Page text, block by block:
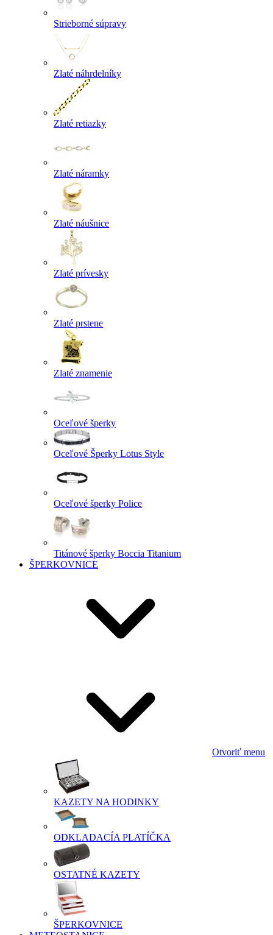
Strieborné súpravy
Zlaté náhrdelníky
Zlaté retiazky
Zlaté náramky
Zlaté náušnice
Zlaté prívesky
Zlaté prstene
Zlaté znamenie
Oceľové šperky
Oceľové Šperky Lotus Style
Oceľové šperky Police
Titánové šperky Boccia Titanium
ŠPERKOVNICE
Otvoriť menu
KAZETY NA HODINKY
ODKLADACÍA PLATÍČKA
OSTATNÉ KAZETY
ŠPERKOVNICE